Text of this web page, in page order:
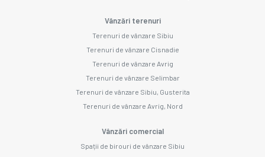
Vânzări terenuri
Terenuri de vânzare Sibiu
Terenuri de vânzare Cisnadie
Terenuri de vânzare Avrig
Terenuri de vânzare Selimbar
Terenuri de vânzare Sibiu, Gusterita
Terenuri de vânzare Avrig, Nord
Vânzări comercial
Spații de birouri de vânzare Sibiu